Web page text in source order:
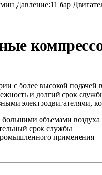
Давление:11 бар
с более высокой
и долгий срок
электродвигателями,
объемами
срок службы
применения